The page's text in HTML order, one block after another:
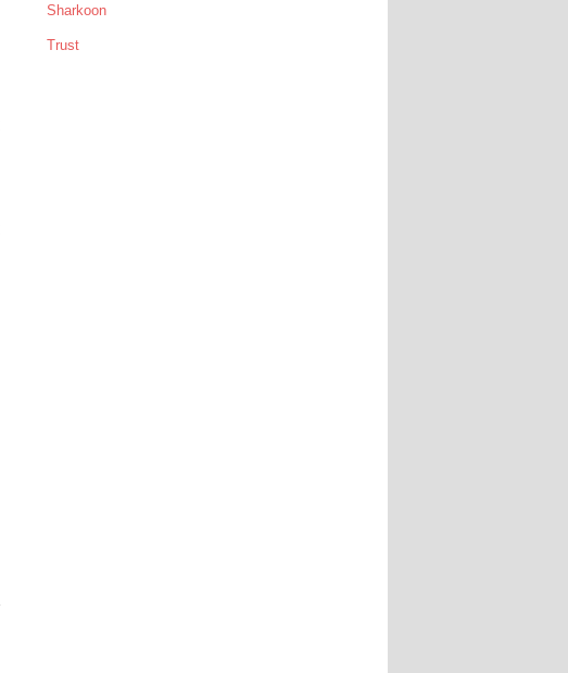
Sharkoon
Trust